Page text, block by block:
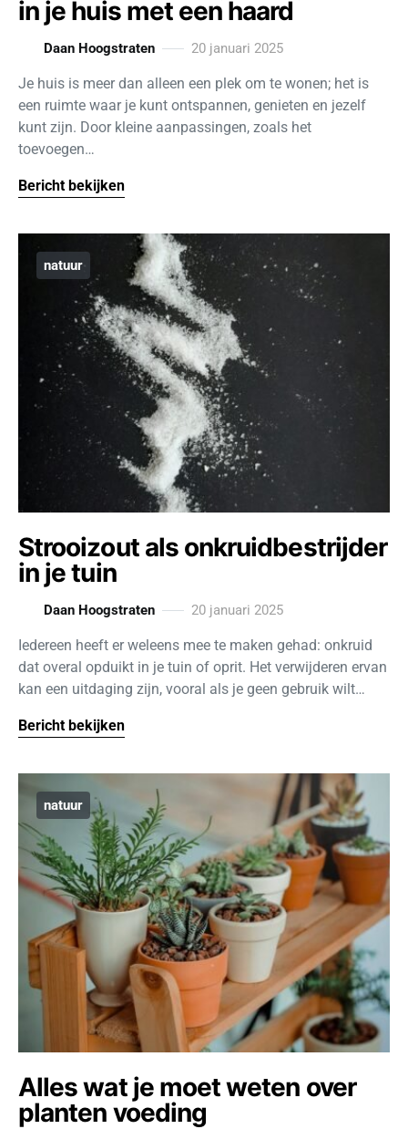
in je huis met een haard
Daan Hoogstraten 20 januari 2025
Je huis is meer dan alleen een plek om te wonen; het is
een ruimte waar je kunt ontspannen, genieten en jezelf
kunt zijn. Door kleine aanpassingen, zoals het
toevoegen…
Bericht bekijken
natuur
Strooizout als onkruidbestrijder
in je tuin
Daan Hoogstraten 20 januari 2025
Iedereen heeft er weleens mee te maken gehad: onkruid
dat overal opduikt in je tuin of oprit. Het verwijderen ervan
kan een uitdaging zijn, vooral als je geen gebruik wilt…
Bericht bekijken
natuur
Alles wat je moet weten over
planten voeding